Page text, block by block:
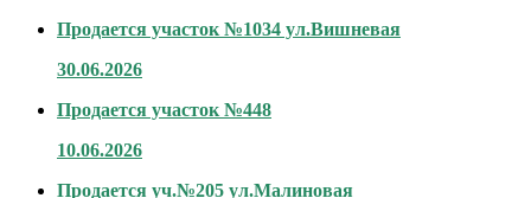
Продается участок №1034 ул.Вишневая
30.06.2026
Продается участок №448
10.06.2026
Продается уч.№205 ул.Малиновая